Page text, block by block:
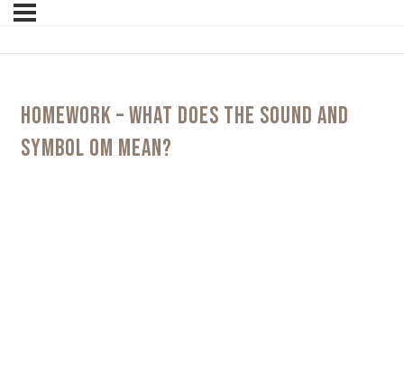
HOMEWORK – WHAT DOES THE SOUND AND
SYMBOL OM MEAN?